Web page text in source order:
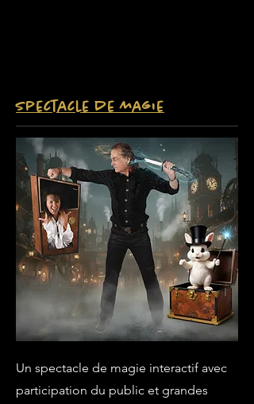
Spectacle de magie
Un spectacle de magie interactif avec
participation du public et grandes